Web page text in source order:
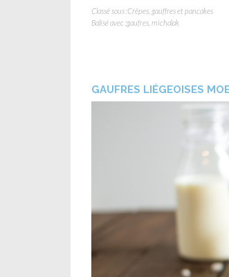
Classé sous :Crêpes, gauffres et pancakes
Balisé avec :gaufres michalak
GAUFRES LIÉGEOISES